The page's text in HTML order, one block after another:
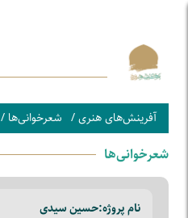
آفرینش‌های هنری/ شعرخوانی‌ها /
شعرخوانی‌ها
نام پروژه:حسین سیدی